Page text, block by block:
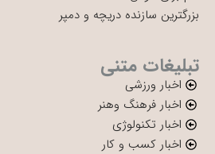
بزرگترین سازنده دریچه و دمپر
تبلیغات متنی
اخبار ورزشی
اخبار فرهنگ وهنر
اخبار تکنولوژی
اخبار کسب و کار